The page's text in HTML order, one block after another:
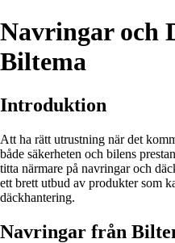
Navringar och
Biltema
Introduktion
Att ha rätt utrustning när det
både säkerheten och bilens
titta närmare på navringar och
ett brett utbud av produkter som
däckhantering.
Navringar från